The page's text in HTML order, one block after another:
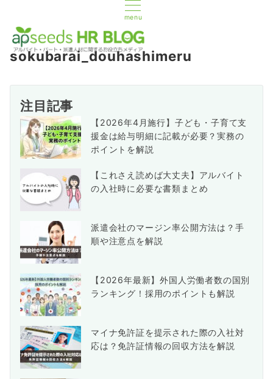
menu
sokubarai_douhashimeru
注目記事
【2026年4月施行】子ども・子育て支
援金は給与明細に記載が必要？実務の
ポイントを解説
【これさえ読めば大丈夫】アルバイト
の入社時に必要な書類まとめ
派遣会社のマージン率公開方法は？手
順や注意点を解説
【2026年最新】外国人労働者数の国別
ランキング！採用のポイントも解説
マイナ免許証を提示された際の入社対
応は？免許証情報の回収方法を解説